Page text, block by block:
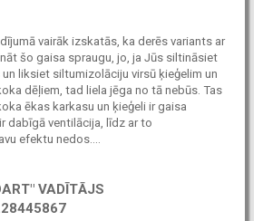
vairāk izskatās, ka derēs variants ar
šo gaisa spraugu, jo, ja Jūs siltināsiet
liksiet siltumizolāciju virsū ķieģelim un
dēļiem, tad liela jēga no tā nebūs. Tas
ēkas karkasu un ķieģeli ir gaisa
dabīgā ventilācija, līdz ar to
efektu nedos....
VADĪTĀJS